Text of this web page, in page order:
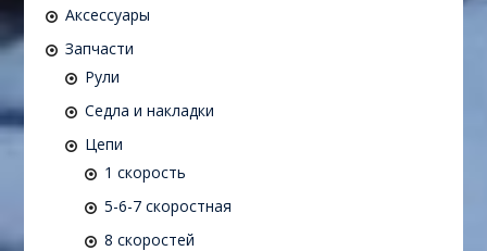
Аксессуары
Запчасти
Рули
Седла и накладки
Цепи
1 скорость
5-6-7 скоростная
8 скоростей